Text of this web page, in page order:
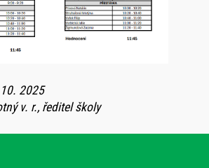
2025
v. r., ředitel školy